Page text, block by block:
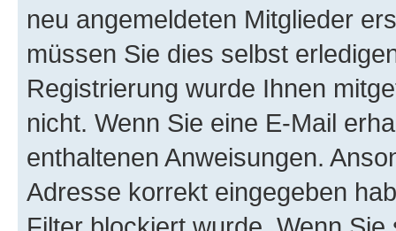
neu angemeldeten Mitglieder
müssen Sie dies selbst
Registrierung wurde Ihnen
nicht. Wenn Sie eine E-Mail
enthaltenen Anweisungen.
Adresse korrekt eingegeben